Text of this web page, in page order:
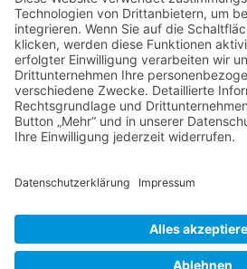
Diese E-Mail-Adresse ist vor Spambots
muss JavaScript eingeschaltet sein!
Diese E-Mail-Adresse ist vor Spambots
muss JavaScript eingeschaltet sein!
Telefon Service-Team
Tel: 0261-1349 5200
Tel: 0172-546 19 20
Datenschutzerklärung